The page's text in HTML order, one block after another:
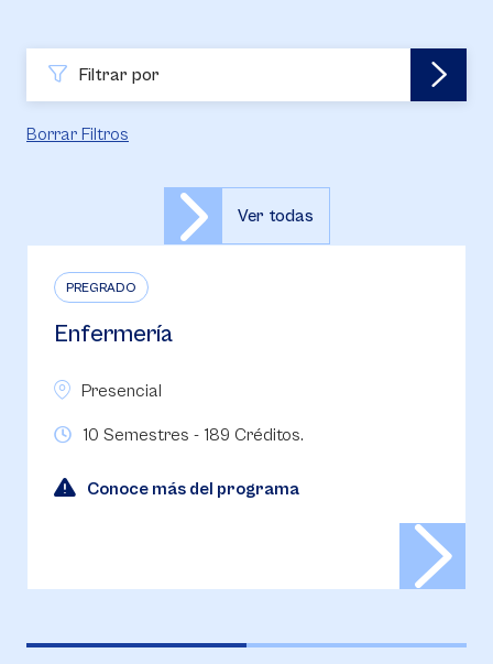
Filtrar por
Borrar Filtros
Ver todas
PREGRADO
Enfermería
Presencial
10 Semestres - 189 Créditos.
Conoce más del programa